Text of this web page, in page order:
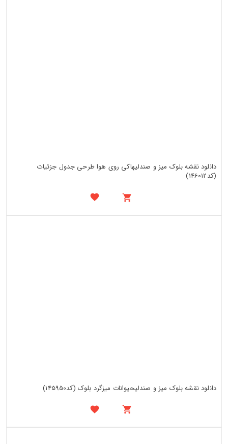
دانلود نقشه بلوک میز و صندلیهاکی روی هوا طرحی جدول جزئیات
(کد146012)
دانلود نقشه بلوک میز و صندلیحیوانات میزگرد بلوک (کد145950)